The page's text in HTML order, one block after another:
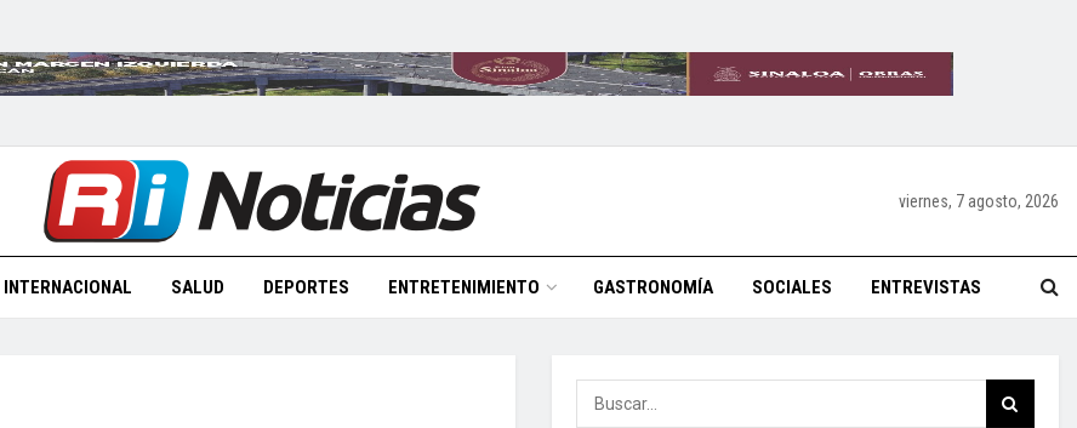
viernes, 7 agosto, 2026
INTERNACIONAL SALUD DEPORTES ENTRETENIMIENTO GASTRONOMÍA SOCIALES ENTREVISTAS